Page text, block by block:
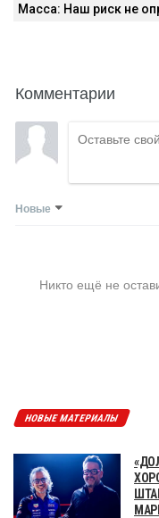
Масса: Наш риск не
Комментарии
Новые
Никто ещё не
НОВЫЕ МАТЕРИАЛЫ